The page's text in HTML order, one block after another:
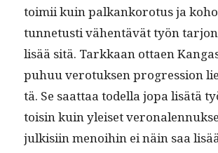
toimii kuin palkanko­ro­tus ja
tun­netusti vähen­tävät työn
lisää sitä. Tarkkaan ottaen
puhuu vero­tuk­sen pro­gres­sion
tä. Se saat­taa todel­la jopa lisätä
toisin kuin yleiset
julk­isi­in menoi­hin ei näin saa